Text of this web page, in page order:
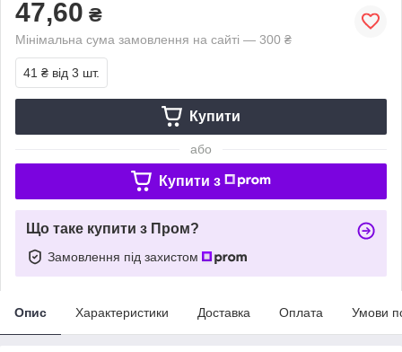
47,60 ₴
Мінімальна сума замовлення на сайті — 300 ₴
41 ₴ від 3 шт.
Купити
або
Купити з
Що таке купити з Пром?
Замовлення під захистом
Опис Характеристики Доставка Оплата Умови